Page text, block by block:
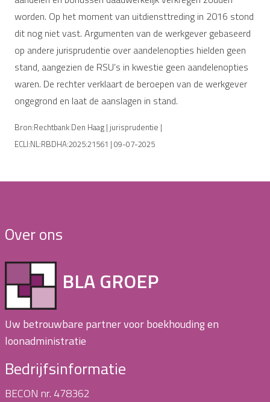
worden. Op het moment van uitdiensttreding in 2016 stond
dit nog niet vast. Argumenten van de werkgever gebaseerd
op andere jurisprudentie over aandelenopties hielden geen
stand, aangezien de RSU’s in kwestie geen aandelenopties
waren. De rechter verklaart de beroepen van de werkgever
ongegrond en laat de aanslagen in stand.
Bron:Rechtbank Den Haag | jurisprudentie |
ECLI:NL:RBDHA:2025:21561 | 09-07-2025
Over ons
BLA GROEP
Uw betrouwbare partner voor boekhouding en
loonadministratie
Bedrijfsinformatie
BECON nr. 478362